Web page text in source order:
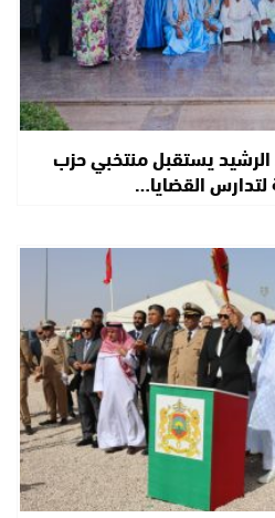
يستقبل منتخبي حزب
لتدارس القضايا…